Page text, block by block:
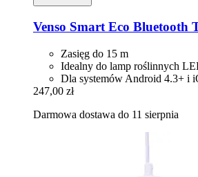
Venso Smart Eco Bluetooth
Zasięg do 15 m
Idealny do lamp roślinnych
Dla systemów Android 4.3+ i
247,00 zł
Darmowa dostawa do 11 sierpnia